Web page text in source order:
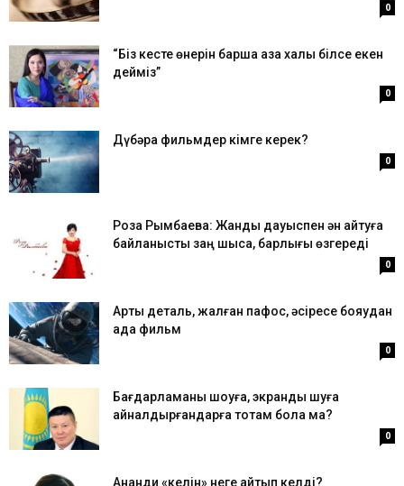
0
“Біз кесте өнерін барша қазақ халқы білсе екен
дейміз”
0
Дүбәра фильмдер кімге керек?
0
Роза Рымбаева: Жанды дауыспен ән айтуға
байланысты заң шықса, барлығы өзгереді
0
Артық деталь, жалған пафос, әсіресе бояудан
ада фильм
0
Бағдарламаны шоуға, экранды шуға
айналдырғандарға тоқтам бола ма?
0
Ананди «келін» неге қайтып келді?